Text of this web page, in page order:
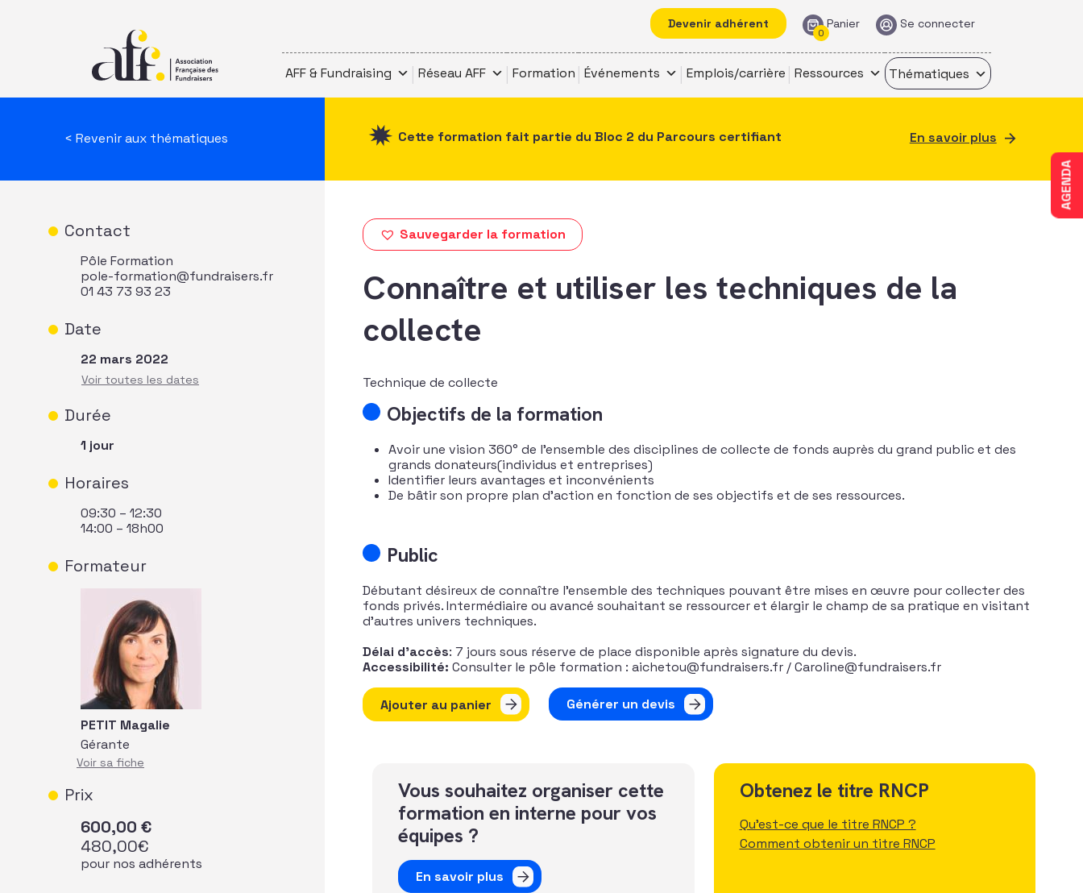
Devenir adhérent Panier
0
Se connecter
AFF & Fundraising Réseau AFF Formation Événements Emplois/carrière Ressources Thématiques
AGENDA
< Revenir aux thématiques
Contact
Pôle Formation
pole-formation@fundraisers.fr
01 43 73 93 23
Date
22 mars 2022
Durée
1 jour
Horaires
09:30 – 12:30
14:00 – 18h00
Formateur
PETIT Magalie
Gérante
Voir sa fiche
Prix
600,00 €
480,00€
pour nos adhérents
Cette formation fait partie du Bloc 2 du Parcours certifiant En savoir plus
Sauvegarder la formation
Connaître et utiliser les techniques de la
collecte
Technique de collecte
Objectifs de la formation
Avoir une vision 360° de l’ensemble des disciplines de collecte de fonds auprès du grand public et des
grands donateurs(individus et entreprises)
Identifier leurs avantages et inconvénients
De bâtir son propre plan d’action en fonction de ses objectifs et de ses ressources.
Public
Débutant désireux de connaître l’ensemble des techniques pouvant être mises en œuvre pour collecter des
fonds privés. Intermédiaire ou avancé souhaitant se ressourcer et élargir le champ de sa pratique en visitant
d’autres univers techniques.
Délai d’accès: 7 jours sous réserve de place disponible après signature du devis.
Accessibilité:Consulter le pôle formation : aichetou@fundraisers.fr / Caroline@fundraisers.fr
quantité de Connaître et utiliser les techniques de la collecte
Ajouter au panier Générer un devis
Vous souhaitez organiser cette
formation en interne pour vos
équipes ?
En savoir plus
Obtenez le titre RNCP
Qu'est-ce que le titre RNCP ?
Comment obtenir un titre RNCP